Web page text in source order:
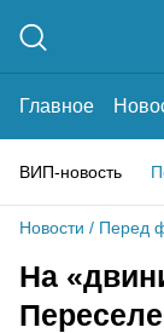
Главное
ВИП-новость
Новости / Перед
На